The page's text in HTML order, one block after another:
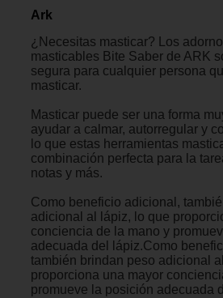
Ark
¿Necesitas masticar? Los
masticables Bite Saber de ARK
segura para cualquier persona
masticar.
Masticar puede ser una forma
ayudar a calmar, autorregular y
lo que estas herramientas
combinación perfecta para la
notas y más.
Como beneficio adicional,
adicional al lápiz, lo que
conciencia de la mano y
adecuada del lápiz.Como
también brindan peso adicional
proporciona una mayor
promueve la posición adecuada